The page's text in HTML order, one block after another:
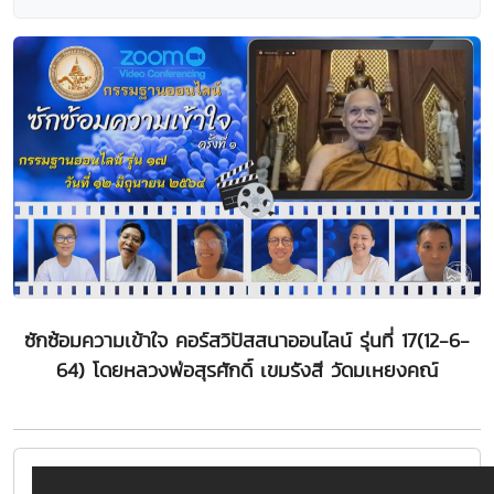
ซักซ้อมความเข้าใจ คอร์สวิปัสสนาออนไลน์ รุ่นที่ 17(12-6-
64) โดยหลวงพ่อสุรศักดิ์ เขมรังสี วัดมเหยงคณ์